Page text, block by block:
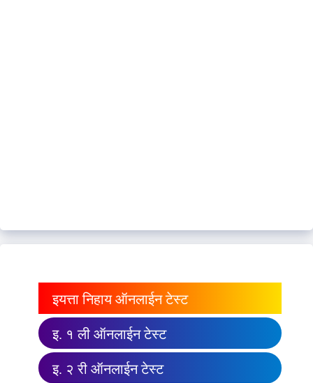
इयत्ता निहाय ऑनलाईन टेस्ट
इ. १ ली ऑनलाईन टेस्ट
इ. २ री ऑनलाईन टेस्ट